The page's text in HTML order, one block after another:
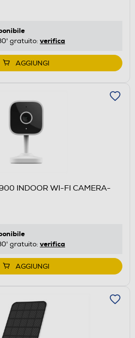
gratuito: verifica
AGGIUNGI
INDOOR WI-FI CAMERA-
gratuito: verifica
AGGIUNGI